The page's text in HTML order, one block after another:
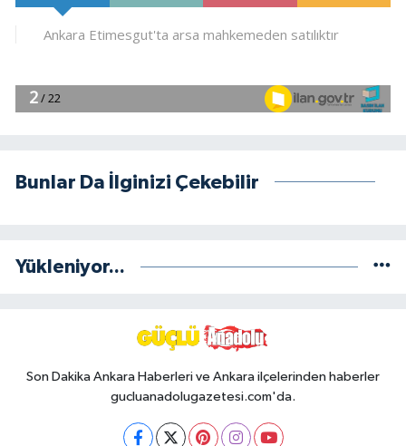
Bunlar Da İlginizi Çekebilir
Yükleniyor...
Son Dakika Ankara Haberleri ve Ankara ilçelerinden haberler
gucluanadolugazetesi.com'da.